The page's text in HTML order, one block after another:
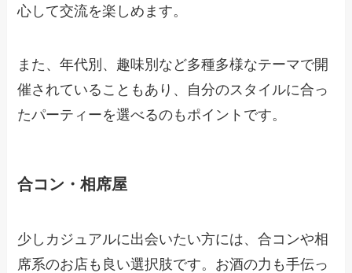
心して交流を楽しめます。
また、年代別、趣味別など多種多様なテーマで開
催されていることもあり、自分のスタイルに合っ
たパーティーを選べるのもポイントです。
合コン・相席屋
少しカジュアルに出会いたい方には、合コンや相
席系のお店も良い選択肢です。お酒の力も手伝っ